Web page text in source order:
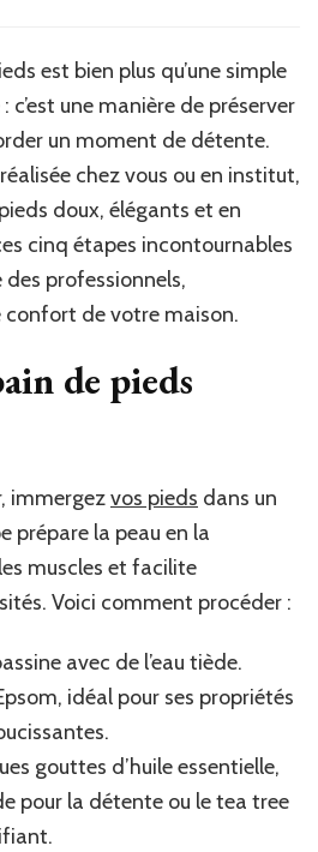
est bien plus qu’une simple
c’est une manière de préserver
un moment de détente.
chez vous ou en institut,
doux, élégants et en
cinq étapes incontournables
professionnels,
de votre maison.
de pieds
immergezvos pieds dans un
prépare la peau en la
muscles et facilite
Voici comment procéder :
avec de l’eau tiède.
idéal pour ses propriétés
gouttes d’huile essentielle,
pour la détente ou le tea tree